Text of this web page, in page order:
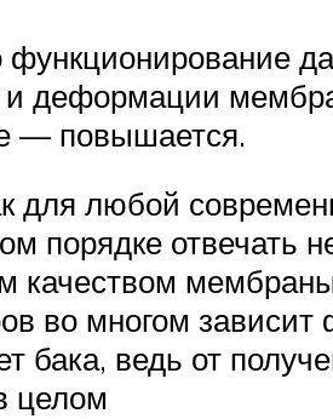
функционирование
и деформации
— повышается.
любой
порядке
качеством
во многом
бака, ведь от
целом